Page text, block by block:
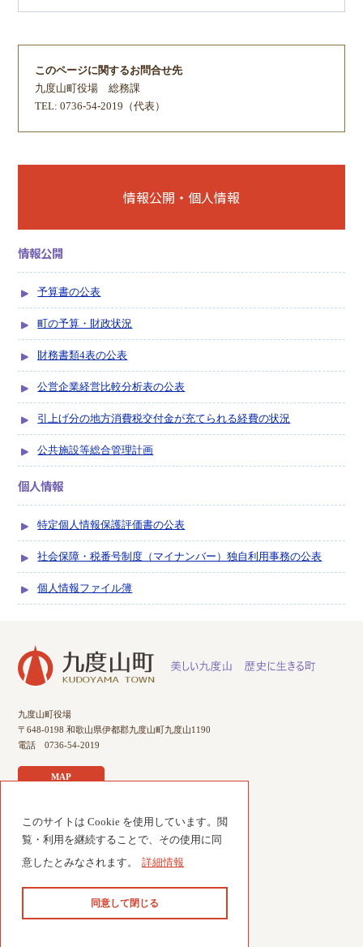
このサイトは Cookie を使用しています。閲
覧・利用を継続することで、その使用に同
意したとみなされます。 詳細情報
同意して閉じる
このページに関するお問合せ先
九度山町役場総務課
TEL: 0736-54-2019（代表）
情報公開・個人情報
情報公開
予算書の公表
町の予算・財政状況
財務書類4表の公表
公営企業経営比較分析表の公表
引上げ分の地方消費税交付金が充てられる経費の状況
公共施設等総合管理計画
個人情報
特定個人情報保護評価書の公表
社会保障・税番号制度（マイナンバー）独自利用事務の公表
個人情報ファイル簿
九度山町役場
〒648-0198 和歌山県伊都郡九度山町九度山1190
電話 0736-54-2019
MAP
サイトのご利用について
個人情報について
お問い合わせ